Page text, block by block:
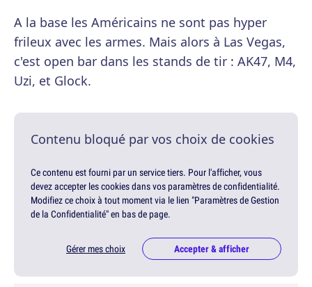
A la base les Américains ne sont pas hyper
frileux avec les armes. Mais alors à Las Vegas,
c'est open bar dans les stands de tir : AK47, M4,
Uzi, et Glock.
Contenu bloqué par vos choix de cookies
Ce contenu est fourni par un service tiers. Pour l'afficher, vous
devez accepter les cookies dans vos paramètres de confidentialité.
Modifiez ce choix à tout moment via le lien "Paramètres de Gestion
de la Confidentialité" en bas de page.
Gérer mes choix Accepter & afficher